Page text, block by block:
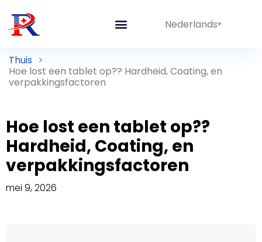
Nederlands
Thuis >
Hoe lost een tablet op?? Hardheid, Coating, en
verpakkingsfactoren
Hoe lost een tablet op??
Hardheid, Coating, en
verpakkingsfactoren
mei 9, 2026